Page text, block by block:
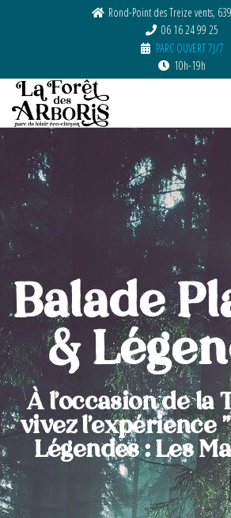
Rond-Point des Treize vents,
06 16 24 99 25
PARC OUVERT 7J/7
10h-19h
Forêt
des
Arboris
Eco-
Balade
&
À l'occasion de la
vivez l'expérience
Légendes : Les